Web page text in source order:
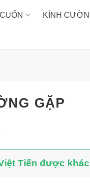
KÍNH
GẶP
Tiến được